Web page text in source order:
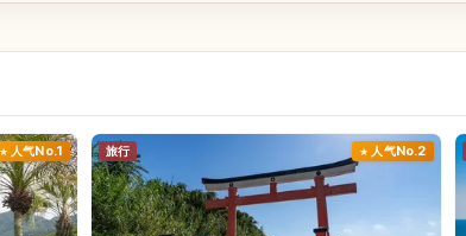
人气No.1 旅行 人气No.2